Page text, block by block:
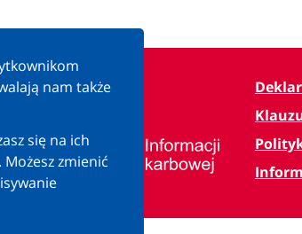
nam także
się na ich
zmienić